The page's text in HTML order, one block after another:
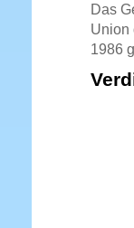
Das
Union
1986